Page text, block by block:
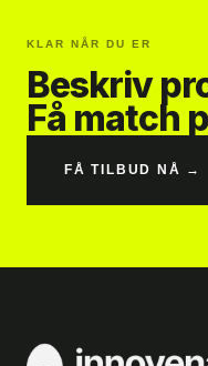
KLAR NÅR DU ER
Beskriv
Få match
FÅ TILBUD NÅ →